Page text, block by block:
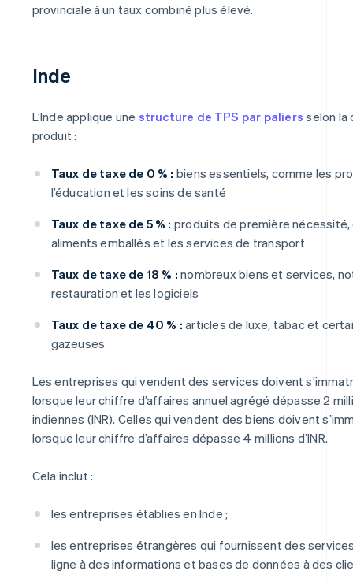
provinciale à un taux combiné plus élevé.
Inde
L’Inde applique une structure de TPS par paliers selon la
produit :
Taux de taxe de 0 % : biens essentiels, comme les
l’éducation et les soins de santé
Taux de taxe de 5 % : produits de première nécessité,
aliments emballés et les services de transport
Taux de taxe de 18 % : nombreux biens et services,
restauration et les logiciels
Taux de taxe de 40 % : articles de luxe, tabac et
gazeuses
Les entreprises qui vendent des services doivent
lorsque leur chiffre d’affaires annuel agrégé dépasse 2
indiennes (INR). Celles qui vendent des biens doivent
lorsque leur chiffre d’affaires dépasse 4 millions d’INR.
Cela inclut :
les entreprises établies en Inde ;
les entreprises étrangères qui fournissent des
ligne à des informations et bases de données à des